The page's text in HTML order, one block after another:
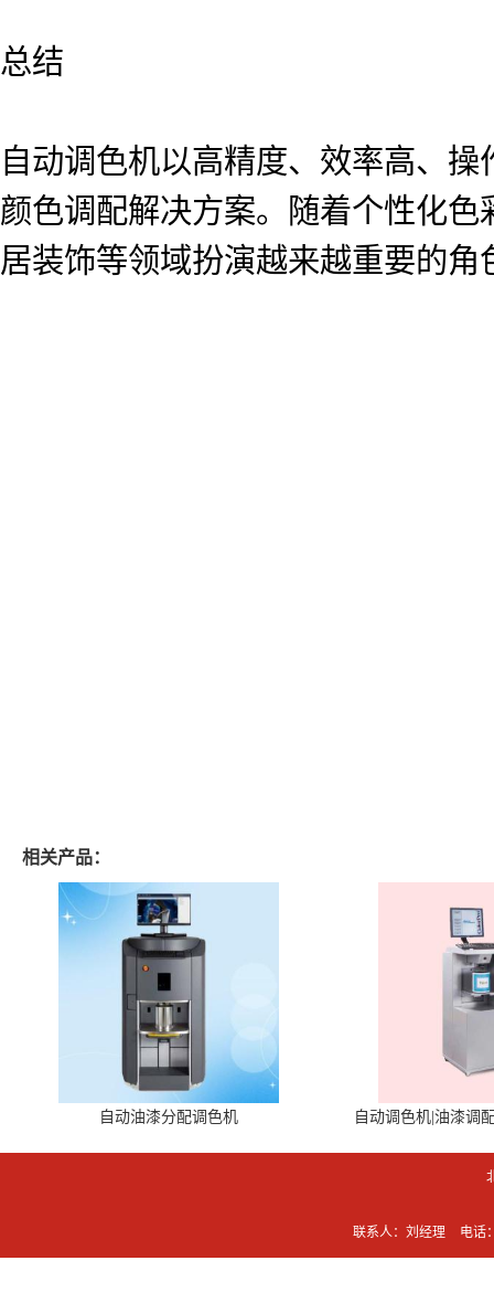
总结
自动调色机以高精度、效率高、
颜色调配解决方案。随着个性化
居装饰等领域扮演越来越重要的角
相关产品：
自动油漆分配调色机 自动调色机|油漆调
联系人：刘经理 电话